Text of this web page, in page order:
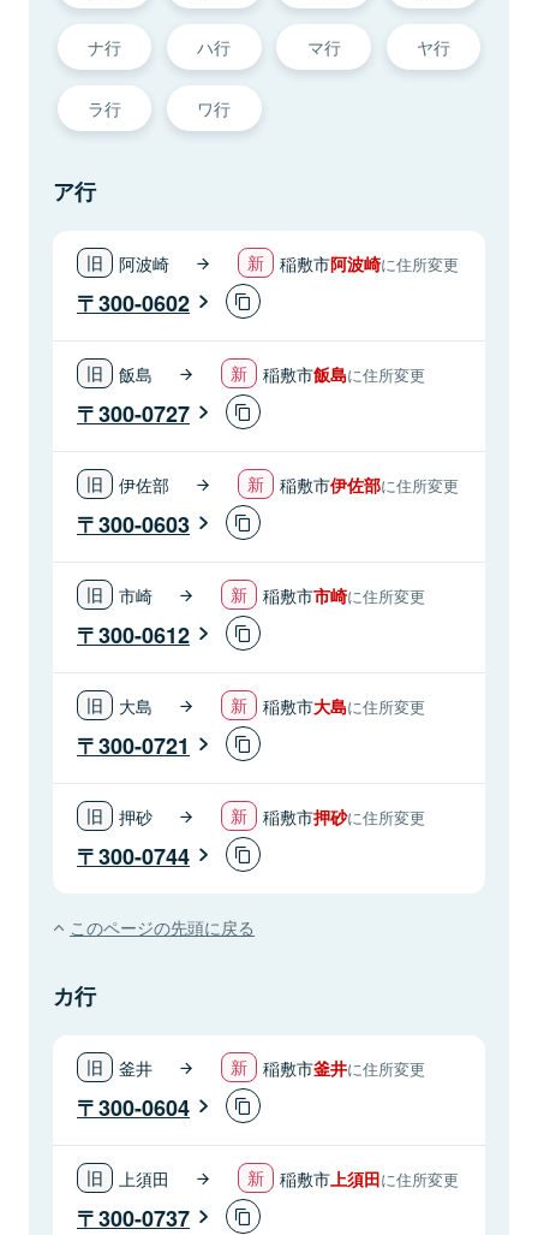
ナ行 ハ行 マ行 ヤ行
ラ行 ワ行
ア行
阿波崎 稲敷市阿波崎に住所変更
300-0602
飯島 稲敷市飯島に住所変更
300-0727
伊佐部 稲敷市伊佐部に住所変更
300-0603
市崎 稲敷市市崎に住所変更
300-0612
大島 稲敷市大島に住所変更
300-0721
押砂 稲敷市押砂に住所変更
300-0744
このページの先頭に戻る
カ行
釜井 稲敷市釜井に住所変更
300-0604
上須田 稲敷市上須田に住所変更
300-0737